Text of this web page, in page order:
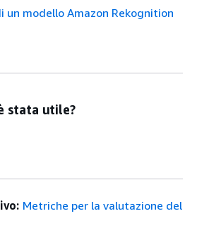
un modello Amazon Rekognition
stata utile?
Metriche per la valutazione del